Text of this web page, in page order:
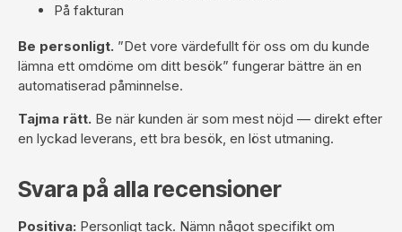
På fakturan
Be personligt. ”Det vore värdefullt för oss om du kunde
lämna ett omdöme om ditt besök” fungerar bättre än en
automatiserad påminnelse.
Tajma rätt. Be när kunden är som mest nöjd — direkt efter
en lyckad leverans, ett bra besök, en löst utmaning.
Svara på alla recensioner
Positiva: Personligt tack. Nämn något specifikt om